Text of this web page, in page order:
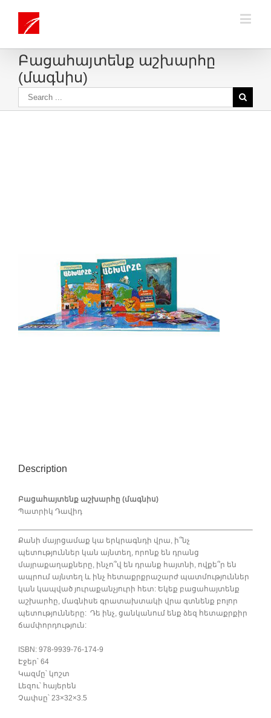
Բացահայտենք աշխարհը
(մագնիս)
Description
Բացահայտենք աշխարհը (մագնիս)
Պատրիկ Դավիդ
Քանի մայրցամաք կա երկրագնդի վրա, ի՞նչ
պետություններ կան այնտեղ, որոնք են դրանց
մայրաքաղաքները, ինչո՞վ են դրանք հայտնի, ովքե՞ր են
ապրում այնտեղ և ինչ հետաքրքրաշարժ պատմություններ
կան կապված յուրաքանչյուրի հետ: Եկեք բացահայտենք
աշխարհը, մագնիսե գրատախտակի վրա գտնենք բոլոր
պետությունները: Դե ինչ, ցանկանում ենք ձեզ հետաքրքիր
ճամփորդություն:
ISBN: 978-9939-76-174-9
Էջեր՝ 64
Կազմը՝ կոշտ
Լեզու՝ հայերեն
Չափսը՝ 23×32×3.5